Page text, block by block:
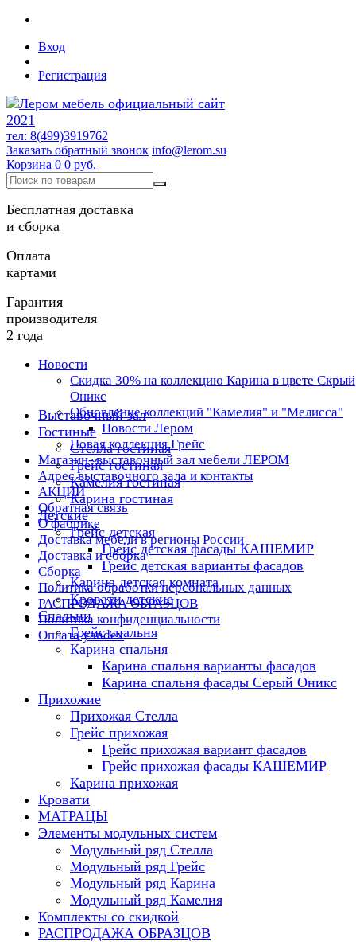
Вход
Регистрация
тел: 8(499)3919762
Заказать обратный звонок info@lerom.su
Корзина 0 0 руб.
Бесплатная доставка
и сборка
Оплата
картами
Гарантия
производителя
2 года
Новости
Скидка 30% на коллекцию Карина в цвете Скрый
Оникс
Обновление коллекций "Камелия" и "Мелисса"
Новости Лером
Новая коллекция Грейс
Магазин- выставочный зал мебели ЛЕРОМ
Адрес выставочного зала и контакты
АКЦИИ
Обратная связь
О фабрике
Доставка мебели в регионы России
Доставка и сборка
Сборка
Политика обработки персональных данных
РАСПРОДАЖА ОБРАЗЦОВ
Политика конфиденциальности
Оплата yandex
Выставочный зал
Гостиные
Стелла гостиная
Грейс гостиная
Камелия гостиная
Карина гостиная
Детские
Грейс детская
Грейс детская фасады КАШЕМИР
Грейс детская варианты фасадов
Карина детская комната
Кровати детские
Спальни
Грейс спальня
Карина спальня
Карина спальня варианты фасадов
Карина спальня фасады Серый Оникс
Прихожие
Прихожая Стелла
Грейс прихожая
Грейс прихожая вариант фасадов
Грейс прихожая фасады КАШЕМИР
Карина прихожая
Кровати
МАТРАЦЫ
Элементы модульных систем
Модульный ряд Стелла
Модульный ряд Грейс
Модульный ряд Карина
Модульный ряд Камелия
Комплекты со скидкой
РАСПРОДАЖА ОБРАЗЦОВ